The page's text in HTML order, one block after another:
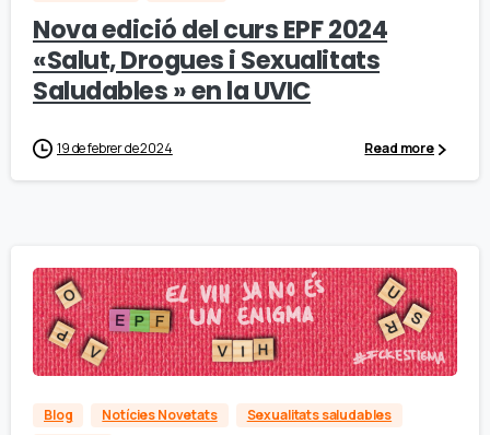
Nova edició del curs EPF 2024
«Salut, Drogues i Sexualitats
Saludables » en la UVIC
19 de febrer de 2024 Read more
Blog Notícies Novetats
Sexualitats saludables